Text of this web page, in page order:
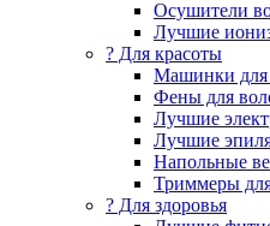
Осушители
Лучшие
? Для красоты
Машинки для
Фены для
Лучшие
Лучшие
Напольные
Триммеры
? Для здоровья